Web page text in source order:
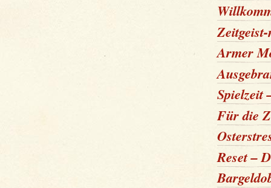
Armer
Spielzeit
Für die
Reset –